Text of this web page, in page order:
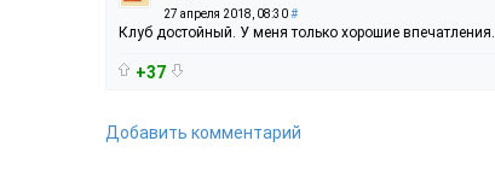
27 апреля 2018, 08:30#
Клуб достойный. У меня только хорошие впечатления.
+37
Добавить комментарий